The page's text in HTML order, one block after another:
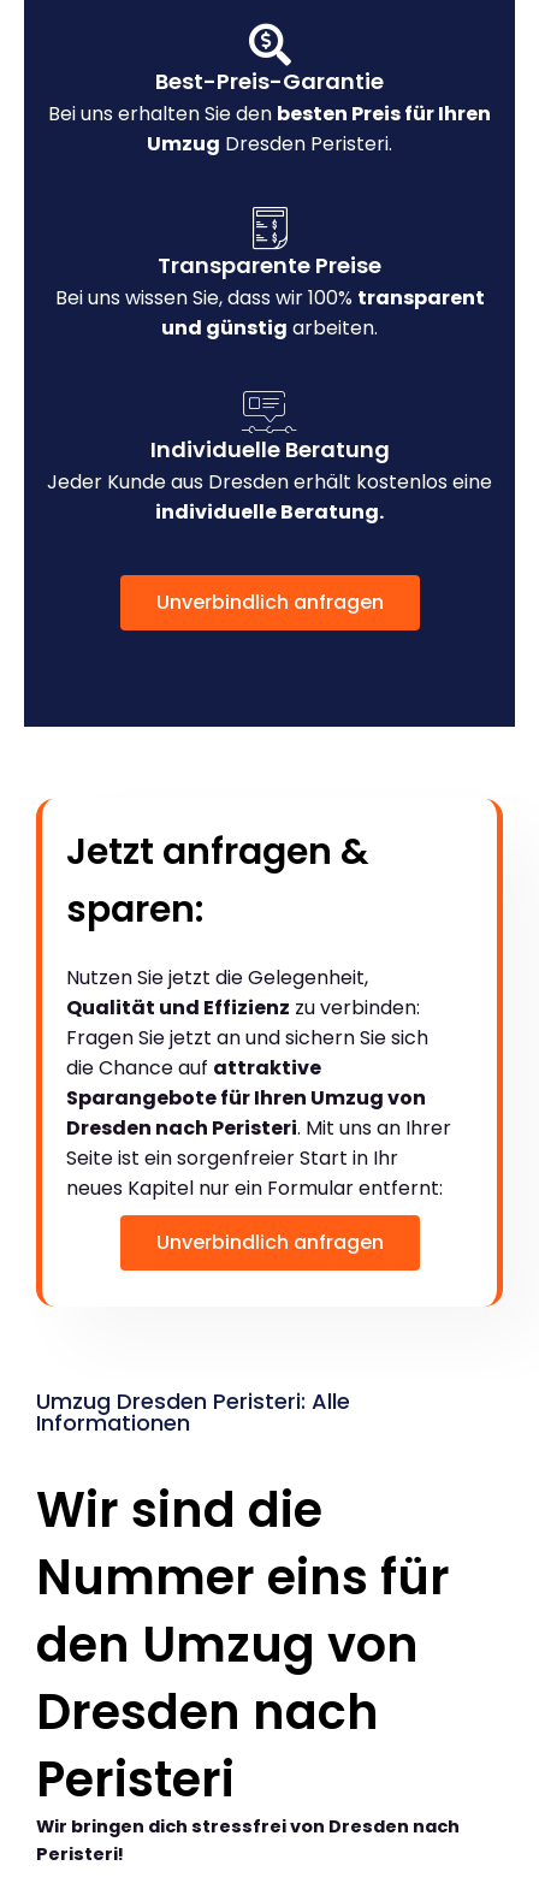
Best-Preis-Garantie
Bei uns erhalten Sie den besten Preis für Ihren
Umzug Dresden Peristeri.
Transparente Preise
Bei uns wissen Sie, dass wir 100% transparent
und günstig arbeiten.
Individuelle Beratung
Jeder Kunde aus Dresden erhält kostenlos eine
individuelle Beratung.
Unverbindlich anfragen
Jetzt anfragen &
sparen:
Nutzen Sie jetzt die Gelegenheit,
Qualität und Effizienz zu verbinden:
Fragen Sie jetzt an und sichern Sie sich
die Chance auf attraktive
Sparangebote für Ihren Umzug von
Dresden nach Peristeri. Mit uns an Ihrer
Seite ist ein sorgenfreier Start in Ihr
neues Kapitel nur ein Formular entfernt:
Unverbindlich anfragen
Umzug Dresden Peristeri: Alle
Informationen
Wir sind die
Nummer eins für
den Umzug von
Dresden nach
Peristeri
Wir bringen dich stressfrei von Dresden nach
Peristeri!